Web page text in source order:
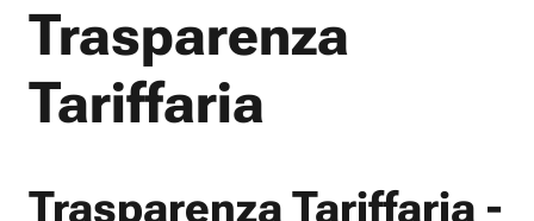
Trasparenza
Tariffaria
Trasparenza Tariffaria -